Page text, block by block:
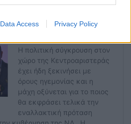
Data Access Privacy Policy